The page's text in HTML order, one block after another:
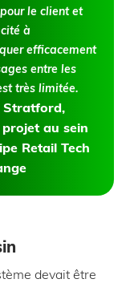
le client et
à
efficacement
entre les
très limitée.
Stratford,
projet au sein
Retail Tech
devait être